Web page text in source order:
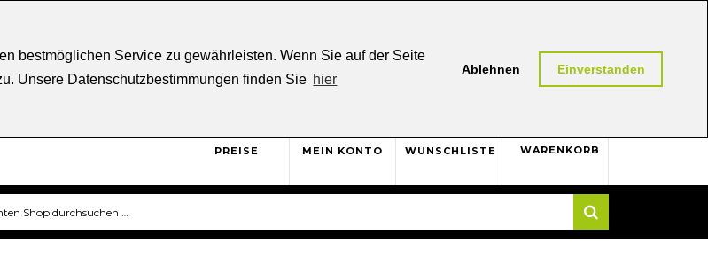
bestmöglichen Service zu gewährleisten. Wenn Sie auf der Seite
Unsere Datenschutzbestimmungen finden Sie hier
Ablehnen Einverstanden
Rückgaberecht
PREISE MEIN KONTO WUNSCHLISTE WARENKORB
0